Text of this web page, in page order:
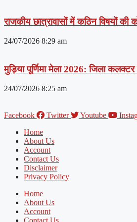
राजकीय छात्रावासों में कठिन विषयों
24/07/2026 8:29 am
मुड़िया पूर्णिमा मेला 2026: जिला
24/07/2026 8:25 am
Facebook Twitter Youtube
Home
About Us
Account
Contact Us
Disclaimer
Privacy Policy
Home
About Us
Account
Contact Us